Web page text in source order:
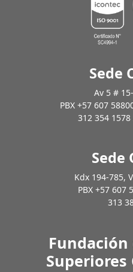
Sede
Av 5 #
PBX +57 607
312 354
Sede
Kdx 194-785,
PBX +57 607
313
Fundación